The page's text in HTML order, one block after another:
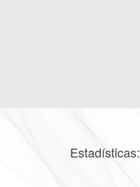
Estadísticas: